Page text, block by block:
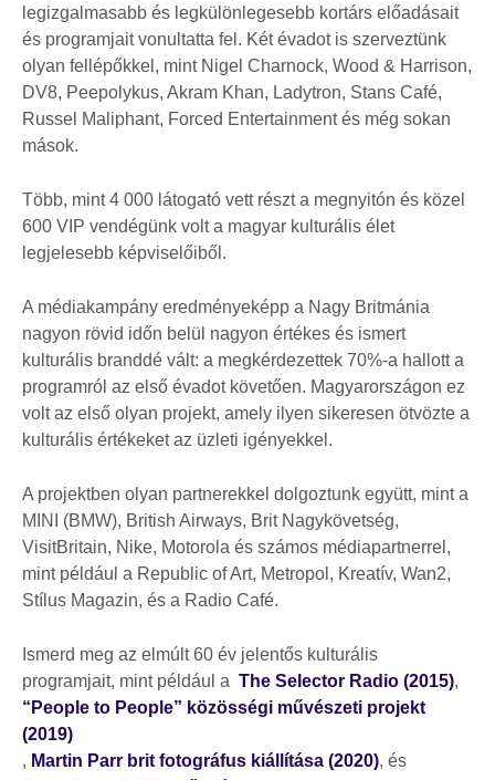
legizgalmasabb és legkülönlegesebb kortárs előadásait
és programjait vonultatta fel. Két évadot is szerveztünk
olyan fellépőkkel, mint Nigel Charnock, Wood & Harrison,
DV8, Peepolykus, Akram Khan, Ladytron, Stans Café,
Russel Maliphant, Forced Entertainment és még sokan
mások.
Több, mint 4 000 látogató vett részt a megnyitón és közel
600 VIP vendégünk volt a magyar kulturális élet
legjelesebb képviselőiből.
A médiakampány eredményeképp a Nagy Britmánia
nagyon rövid időn belül nagyon értékes és ismert
kulturális branddé vált: a megkérdezettek 70%-a hallott a
programról az első évadot követően. Magyarországon ez
volt az első olyan projekt, amely ilyen sikeresen ötvözte a
kulturális értékeket az üzleti igényekkel.
A projektben olyan partnerekkel dolgoztunk együtt, mint a
MINI (BMW), British Airways, Brit Nagykövetség,
VisitBritain, Nike, Motorola és számos médiapartnerrel,
mint például a Republic of Art, Metropol, Kreatív, Wan2,
Stílus Magazin, és a Radio Café.
Ismerd meg az elmúlt 60 év jelentős kulturális
programjait, mint például a The Selector Radio (2015),
“People to People” közösségi művészeti projekt
(2019)
, Martin Parr brit fotográfus kiállítása (2020), és